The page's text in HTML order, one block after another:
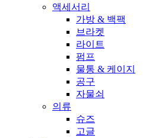
액세서리
가방 & 백팩
브라켓
라이트
펌프
물통 & 케이지
공구
자물쇠
의류
슈즈
고글